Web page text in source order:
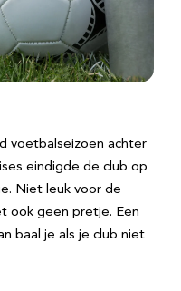
voetbalseizoen achter
eindigde de club op
Niet leuk voor de
ook geen pretje. Een
baal je als je club niet